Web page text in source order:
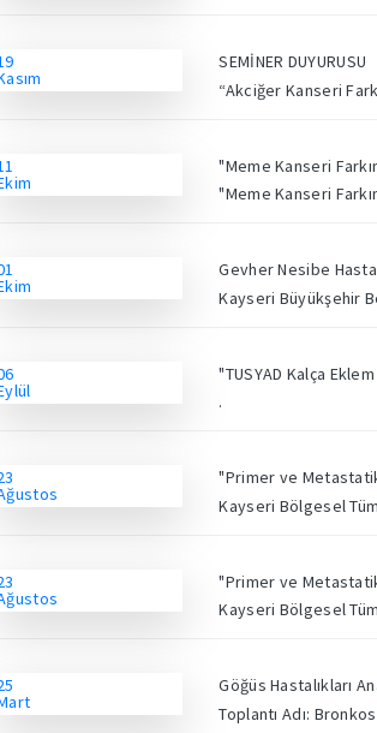
SEMİNER DUYURUSU
“Akciğer Kanseri
"Meme Kanseri
"Meme Kanseri
Gevher Nesibe
Kayseri Büyükşehir
"TUSYAD Kalça
.
"Primer ve
Kayseri Bölgesel
"Primer ve
Kayseri Bölgesel
Göğüs Hastalıkları
Toplantı Adı: